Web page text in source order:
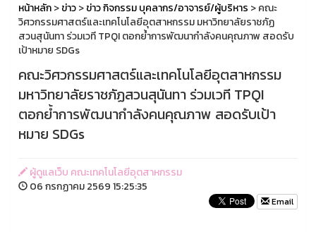
หน้าหลัก>ข่าว>ข่าว กิจกรรม บุคลากร/อาจารย์/ผู้บริหาร > คณะ
วิศวกรรมศาสตร์และเทคโนโลยีอุตสาหกรรม มหาวิทยาลัยราชภัฏ
สวนสุนันทา ร่วมเวที TPQI ตอกย้ำการพัฒนากำลังคนคุณภาพ สอดรับ
เป้าหมาย SDGs
คณะวิศวกรรมศาสตร์และเทคโนโลยีอุตสาหกรรม
มหาวิทยาลัยราชภัฏสวนสุนันทา ร่วมเวที TPQI
ตอกย้ำการพัฒนากำลังคนคุณภาพ สอดรับเป้า
หมาย SDGs
ผู้ดูแลเว็บ คณะเทคโนโลยีอุตสาหกรรม
06 กรกฏาคม 2569 15:25:35
Email